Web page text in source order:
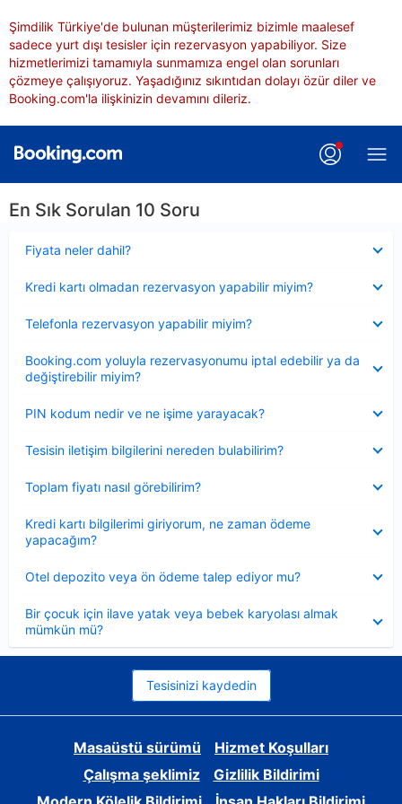
Şimdilik Türkiye'de bulunan müşterilerimiz bizimle maalesef
sadece yurt dışı tesisler için rezervasyon yapabiliyor. Size
hizmetlerimizi tamamıyla sunmamıza engel olan sorunları
çözmeye çalışıyoruz. Yaşadığınız sıkıntıdan dolayı özür diler ve
Booking.com'la ilişkinizin devamını dileriz.
En Sık Sorulan 10 Soru
Fiyata neler dahil?
Kredi kartı olmadan rezervasyon yapabilir miyim?
Telefonla rezervasyon yapabilir miyim?
Booking.com yoluyla rezervasyonumu iptal edebilir ya da
değiştirebilir miyim?
PIN kodum nedir ve ne işime yarayacak?
Tesisin iletişim bilgilerini nereden bulabilirim?
Toplam fiyatı nasıl görebilirim?
Kredi kartı bilgilerimi giriyorum, ne zaman ödeme
yapacağım?
Otel depozito veya ön ödeme talep ediyor mu?
Bir çocuk için ilave yatak veya bebek karyolası almak
mümkün mü?
Tesisinizi kaydedin
Masaüstü sürümü
Hizmet Koşulları
Çalışma şeklimiz
Gizlilik Bildirimi